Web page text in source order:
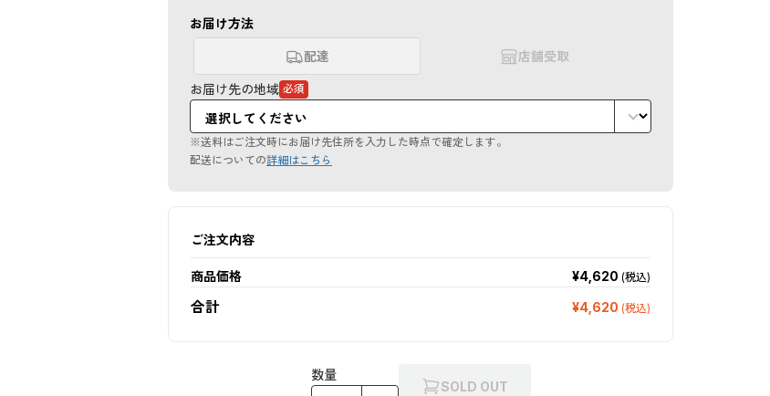
お届け方法
配達 店舗受取
お届け先の地域 必須
（必
須
項
目）
※送料はご注文時にお届け先住所を入力した時点で確定します。
配送についての詳細はこちら
ご注文内容
商品価格 ¥4,620 (税込)
合計 ¥4,620 (税込)
数量
SOLD OUT